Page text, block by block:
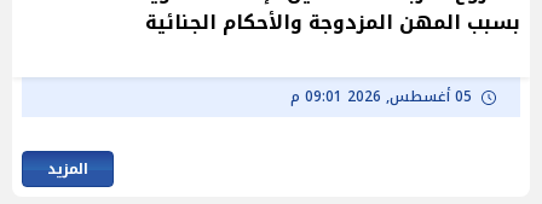
بسبب المهن المزدوجة والأحكام الجنائية
05 أغسطس, 2026 09:01 م
المزيد